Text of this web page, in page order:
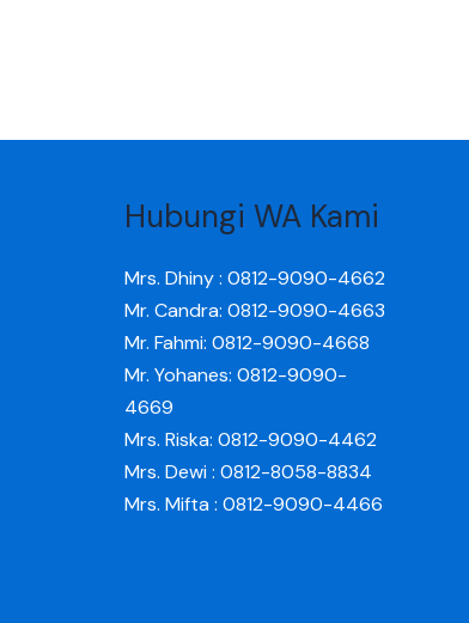
Hubungi WA Kami
Mrs. Dhiny : 0812-9090-4662
Mr. Candra: 0812-9090-4663
Mr. Fahmi: 0812-9090-4668
Mr. Yohanes: 0812-9090-
4669
Mrs. Riska: 0812-9090-4462
Mrs. Dewi : 0812-8058-8834
Mrs. Mifta : 0812-9090-4466